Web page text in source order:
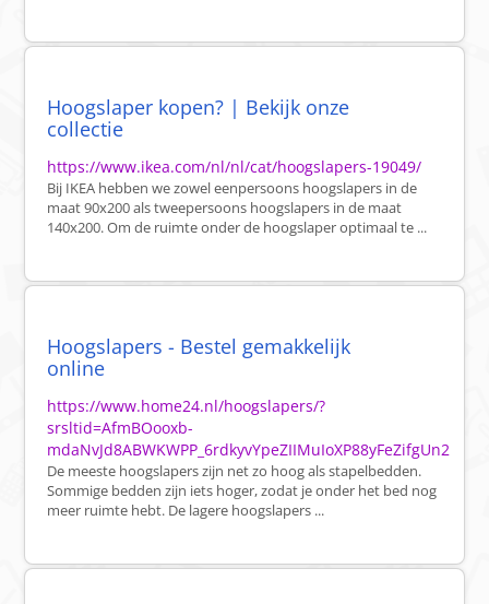
Hoogslaper kopen? | Bekijk onze
collectie
https://www.ikea.com/nl/nl/cat/hoogslapers-19049/
Bij IKEA hebben we zowel eenpersoons hoogslapers in de
maat 90x200 als tweepersoons hoogslapers in de maat
140x200. Om de ruimte onder de hoogslaper optimaal te ...
Hoogslapers - Bestel gemakkelijk
online
https://www.home24.nl/hoogslapers/?
srsltid=AfmBOooxb-
mdaNvJd8ABWKWPP_6rdkyvYpeZIIMuIoXP88yFeZifgUn2
De meeste hoogslapers zijn net zo hoog als stapelbedden.
Sommige bedden zijn iets hoger, zodat je onder het bed nog
meer ruimte hebt. De lagere hoogslapers ...